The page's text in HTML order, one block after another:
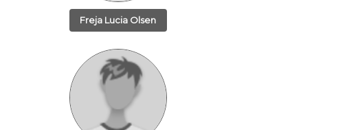
Freja Lucia Olsen